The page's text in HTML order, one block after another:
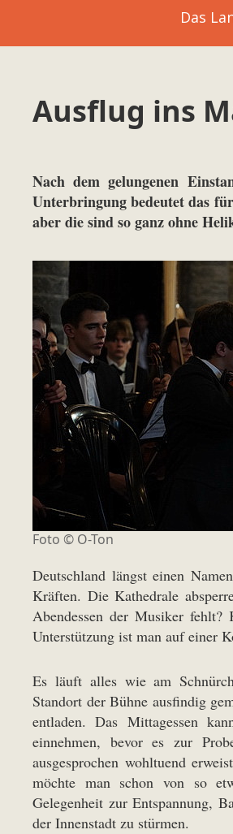
Das
Ausflug ins
Nach dem gelungenen
Unterbringung bedeutet das
aber die sind so ganz ohne
Foto © O-Ton
Deutschland längst einen
Kräften. Die Kathedrale
Abendessen der Musiker
Unterstützung ist man auf einer
Es läuft alles wie am
Standort der Bühne ausfindig
entladen. Das Mittagessen
einnehmen, bevor es zur
ausgesprochen wohltuend
möchte man schon von so
Gelegenheit zur Entspannung,
der Innenstadt zu stürmen.